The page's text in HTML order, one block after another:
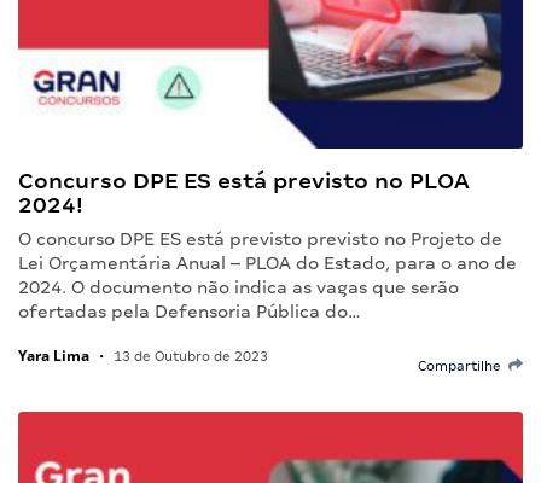
Concurso DPE ES está previsto no PLOA
2024!
O concurso DPE ES está previsto previsto no Projeto de
Lei Orçamentária Anual – PLOA do Estado, para o ano de
2024. O documento não indica as vagas que serão
ofertadas pela Defensoria Pública do…
Yara Lima • 13 de Outubro de 2023
Compartilhe